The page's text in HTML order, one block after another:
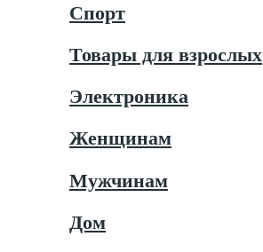
Спорт
Товары для взрослых
Электроника
Женщинам
Мужчинам
Дом